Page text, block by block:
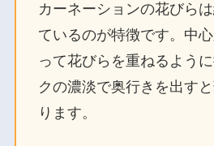
カーネーションの花びら
ているのが特徴です。中
って花びらを重ねるよう
クの濃淡で奥行きを出す
ります。